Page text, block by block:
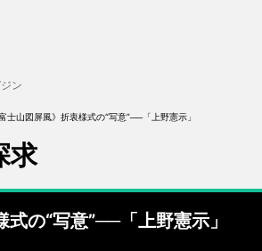
士山図屏風》折衷様式の“写意”──「上野憲示」
求
の“写意”──「上野憲示」
ン